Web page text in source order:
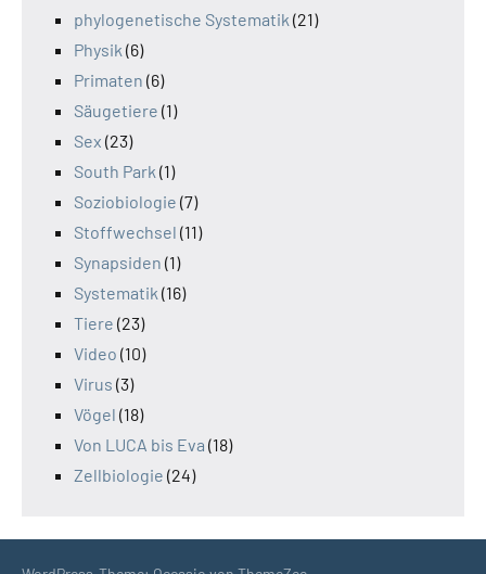
phylogenetische Systematik (21)
Physik (6)
Primaten (6)
Säugetiere (1)
Sex (23)
South Park (1)
Soziobiologie (7)
Stoffwechsel (11)
Synapsiden (1)
Systematik (16)
Tiere (23)
Video (10)
Virus (3)
Vögel (18)
Von LUCA bis Eva (18)
Zellbiologie (24)